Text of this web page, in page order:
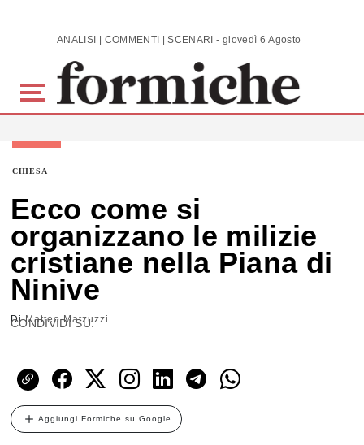
Skip to main content ANALISI | COMMENTI | SCENARI - giovedì 6 Agosto 2026
CHIESA
Ecco come si
organizzano le milizie
cristiane nella Piana di
Ninive
DiMatteo Matzuzzi
CONDIVIDI SU:
Aggiungi Formiche su Google